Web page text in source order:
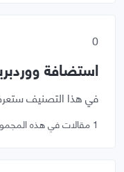
0
استضافة
في هذا التصنيف
1 مقالات في هذه المجموعة